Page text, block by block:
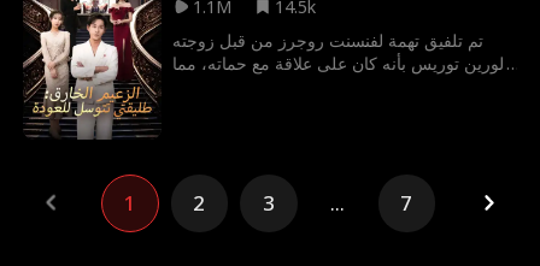
1.1M
14.5k
تم تلفيق تهمة لفنسنت روجرز من قبل زوجته
لورين توريس بأنه كان على علاقة مع حماته، مما
التجارية، عاد فنسنت بقوة، وداس على عائلة
توريس، وابتلع مجموعة إيفانز، وفاز بقلب سابينا
شتراوس، وحقق أرباحًا بمليار دولار في مجال
1 2 3 ... 7